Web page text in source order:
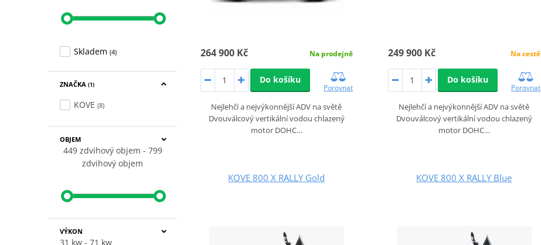
Skladem (4)
ZNAČKA (1)
KOVE (8)
OBJEM
449 zdvihový objem
799
zdvihový objem
VÝKON
31 kw 71 kw
264 900 Kč Na prodejně
Do košíku
Porovnat
Nejlehčí a nejvýkonnější ADV na světě
Dvouválcový vertikální vodou chlazený
motor DOHC…
249 900 Kč Na cestě
Do košíku
Porovnat
Nejlehčí a nejvýkonnější ADV na světě
Dvouválcový vertikální vodou chlazený
motor DOHC…
KOVE 800 X RALLY Gold KOVE 800 X RALLY Blue